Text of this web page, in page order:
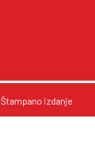
Štampano izdanje